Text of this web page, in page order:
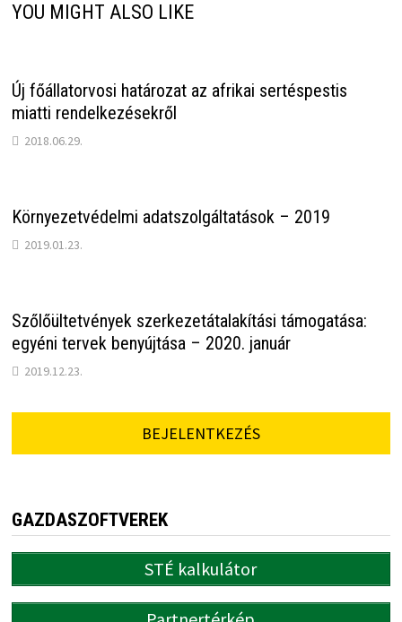
YOU MIGHT ALSO LIKE
Új főállatorvosi határozat az afrikai sertéspestis
miatti rendelkezésekről
2018.06.29.
Környezetvédelmi adatszolgáltatások – 2019
2019.01.23.
Szőlőültetvények szerkezetátalakítási támogatása:
egyéni tervek benyújtása – 2020. január
2019.12.23.
BEJELENTKEZÉS
GAZDASZOFTVEREK
STÉ kalkulátor